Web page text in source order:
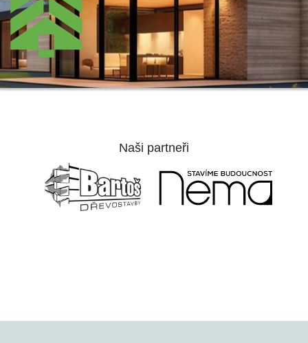
Naši partneři